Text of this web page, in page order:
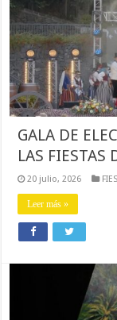
GALA DE
LAS FIESTAS
20 julio, 2026
Leer más »